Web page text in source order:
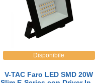
Disponibile
V-TAC Faro LED SMD 20W